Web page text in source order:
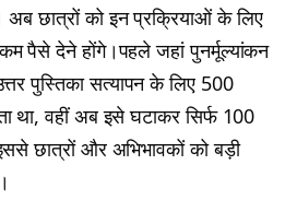
अब छात्रों को इन प्रक्रियाओं के लिए
पैसे देने होंगे।पहले जहां पुनर्मूल्यांकन
पुस्तिका सत्यापन के लिए 500
था, वहीं अब इसे घटाकर सिर्फ 100
छात्रों और अभिभावकों को बड़ी